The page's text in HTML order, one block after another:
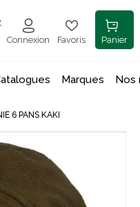
Connexion Favoris Panier
Marques Nos
6 PANS KAKI